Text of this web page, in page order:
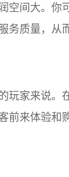
间大。你
质量，从
玩家来说。
来体验和